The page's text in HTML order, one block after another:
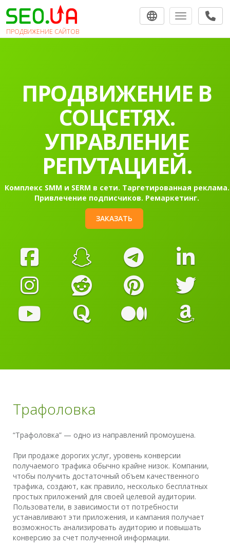
ПРОДВИЖЕНИЕ САЙТОВ
Toggle
ПРОДВИЖЕНИЕ В
СОЦСЕТЯХ.
УПРАВЛЕНИЕ
РЕПУТАЦИЕЙ.
Комплекс SMM и SERM в сети. Таргетированная реклама.
Привлечение подписчиков. Ремаркетинг.
ЗАКАЗАТЬ
Трафоловка
“Трафоловка” — одно из направлений промоушена.
При продаже дорогих услуг, уровень конверсии
получаемого трафика обычно крайне низок. Компании,
чтобы получить достаточный объем качественного
трафика, создают, как правило, несколько бесплатных
простых приложений для своей целевой аудитории.
Пользователи, в зависимости от потребности
устанавливают эти приложения, и кампания получает
возможность анализировать аудиторию и повышать
конверсию за счет полученной информации.